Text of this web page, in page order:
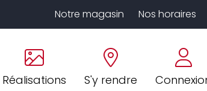
Réalisations S'y rendre
Notre magasin Nos horaires